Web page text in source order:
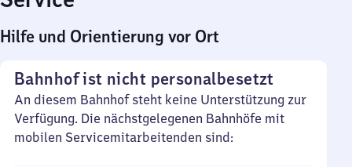
Hilfe und Orientierung vor Ort
Bahnhof ist nicht personalbesetzt
An diesem Bahnhof steht keine Unterstützung zur
Verfügung. Die nächstgelegenen Bahnhöfe mit
mobilen Servicemitarbeitenden sind: